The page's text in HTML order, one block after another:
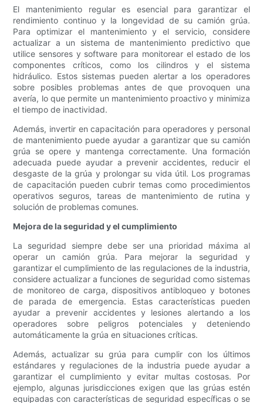
El mantenimiento regular es esencial para garantizar el
rendimiento continuo y la longevidad de su camión grúa.
Para optimizar el mantenimiento y el servicio, considere
actualizar a un sistema de mantenimiento predictivo que
utilice sensores y software para monitorear el estado de los
componentes críticos, como los cilindros y el sistema
hidráulico. Estos sistemas pueden alertar a los operadores
sobre posibles problemas antes de que provoquen una
avería, lo que permite un mantenimiento proactivo y minimiza
el tiempo de inactividad.
Además, invertir en capacitación para operadores y personal
de mantenimiento puede ayudar a garantizar que su camión
grúa se opere y mantenga correctamente. Una formación
adecuada puede ayudar a prevenir accidentes, reducir el
desgaste de la grúa y prolongar su vida útil. Los programas
de capacitación pueden cubrir temas como procedimientos
operativos seguros, tareas de mantenimiento de rutina y
solución de problemas comunes.
Mejora de la seguridad y el cumplimiento
La seguridad siempre debe ser una prioridad máxima al
operar un camión grúa. Para mejorar la seguridad y
garantizar el cumplimiento de las regulaciones de la industria,
considere actualizar a funciones de seguridad como sistemas
de monitoreo de carga, dispositivos antibloqueo y botones
de parada de emergencia. Estas características pueden
ayudar a prevenir accidentes y lesiones alertando a los
operadores sobre peligros potenciales y deteniendo
automáticamente la grúa en situaciones críticas.
Además, actualizar su grúa para cumplir con los últimos
estándares y regulaciones de la industria puede ayudar a
garantizar el cumplimiento y evitar multas costosas. Por
ejemplo, algunas jurisdicciones exigen que las grúas estén
equipadas con características de seguridad específicas o se